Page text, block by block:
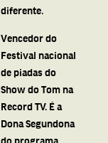
diferente.
Vencedor do
Festival nacional
de piadas do
Show do Tom na
Record TV. É a
Dona Segundona
do programa